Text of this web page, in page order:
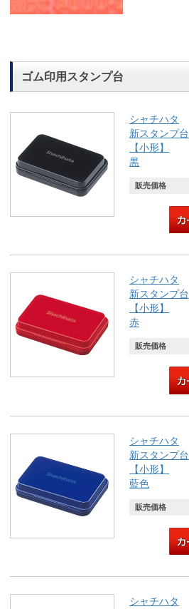
ゴム印用スタンプ台
シャチハタ
新スタンプ台
【小形】
黒
販売価格
シャチハタ
新スタンプ台
【小形】
赤
販売価格
シャチハタ
新スタンプ台
【小形】
藍色
販売価格
シャチハタ